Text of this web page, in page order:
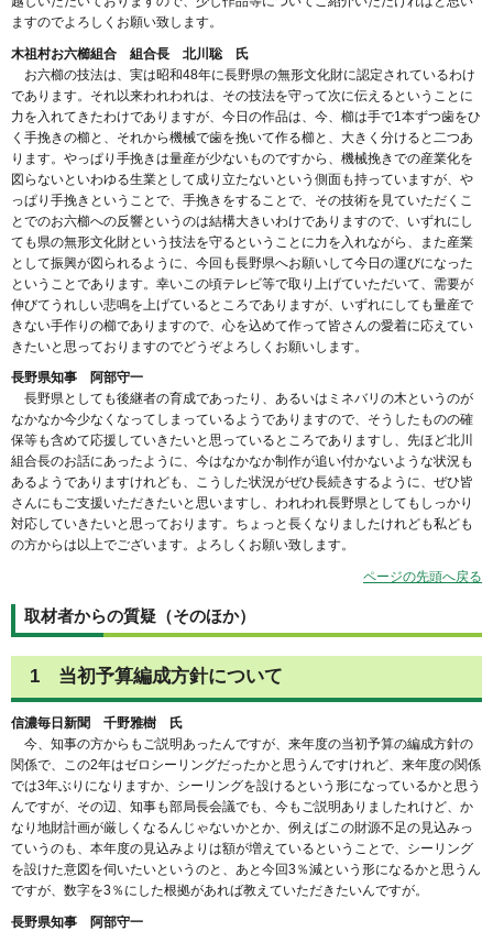
ますのでよろしくお願い致します。
木祖村お六櫛組合 組合長 北川聡 氏
お六櫛の技法は、実は昭和48年に長野県の無形文化財に認定されているわけ
であります。それ以来われわれは、その技法を守って次に伝えるということに
力を入れてきたわけでありますが、今日の作品は、今、櫛は手で1本ずつ歯をひ
く手挽きの櫛と、それから機械で歯を挽いて作る櫛と、大きく分けると二つあ
ります。やっぱり手挽きは量産が少ないものですから、機械挽きでの産業化を
図らないといわゆる生業として成り立たないという側面も持っていますが、や
っぱり手挽きということで、手挽きをすることで、その技術を見ていただくこ
とでのお六櫛への反響というのは結構大きいわけでありますので、いずれにし
ても県の無形文化財という技法を守るということに力を入れながら、また産業
として振興が図られるように、今回も長野県へお願いして今日の運びになった
ということであります。幸いこの頃テレビ等で取り上げていただいて、需要が
伸びてうれしい悲鳴を上げているところでありますが、いずれにしても量産で
きない手作りの櫛でありますので、心を込めて作って皆さんの愛着に応えてい
きたいと思っておりますのでどうぞよろしくお願いします。
長野県知事 阿部守一
長野県としても後継者の育成であったり、あるいはミネバリの木というのが
なかなか今少なくなってしまっているようでありますので、そうしたものの確
保等も含めて応援していきたいと思っているところでありますし、先ほど北川
組合長のお話にあったように、今はなかなか制作が追い付かないような状況も
あるようでありますけれども、こうした状況がぜひ長続きするように、ぜひ皆
さんにもご支援いただきたいと思いますし、われわれ長野県としてもしっかり
対応していきたいと思っております。ちょっと長くなりましたけれども私ども
の方からは以上でございます。よろしくお願い致します。
ページの先頭へ戻る
取材者からの質疑（そのほか）
1 当初予算編成方針について
信濃毎日新聞 千野雅樹 氏
今、知事の方からもご説明あったんですが、来年度の当初予算の編成方針の
関係で、この2年はゼロシーリングだったかと思うんですけれど、来年度の関係
では3年ぶりになりますか、シーリングを設けるという形になっているかと思う
んですが、その辺、知事も部局長会議でも、今もご説明ありましたれけど、か
なり地財計画が厳しくなるんじゃないかとか、例えばこの財源不足の見込みっ
ていうのも、本年度の見込みよりは額が増えているということで、シーリング
を設けた意図を伺いたいというのと、あと今回3％減という形になるかと思うん
ですが、数字を3％にした根拠があれば教えていただきたいんですが。
長野県知事 阿部守一